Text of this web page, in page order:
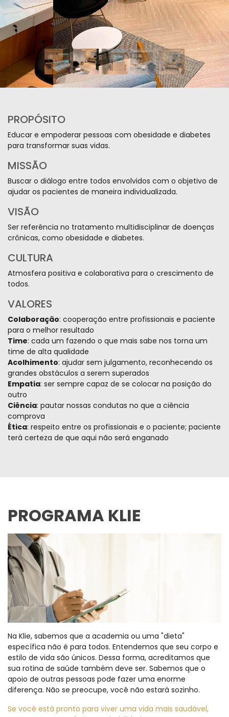
PROPÓSITO
Educar e empoderar pessoas com obesidade e diabetes
para transformar suas vidas.
MISSÃO
Buscar o diálogo entre todos envolvidos com o objetivo de
ajudar os pacientes de maneira individualizada.
VISÃO
Ser referência no tratamento multidisciplinar de doenças
crônicas, como obesidade e diabetes.
CULTURA
Atmosfera positiva e colaborativa para o crescimento de
todos.
VALORES
Colaboração: cooperação entre profissionais e paciente
para o melhor resultado
Time: cada um fazendo o que mais sabe nos torna um
time de alta qualidade
Acolhimento: ajudar sem julgamento, reconhecendo os
grandes obstáculos a serem superados
Empatia: ser sempre capaz de se colocar na posição do
outro
Ciência: pautar nossas condutas no que a ciência
comprova
Ética: respeito entre os profissionais e o paciente; paciente
terá certeza de que aqui não será enganado
PROGRAMA KLIE
Na Klie, sabemos que a academia ou uma "dieta"
específica não é para todos. Entendemos que seu corpo e
estilo de vida são únicos. Dessa forma, acreditamos que
sua rotina de saúde também deve ser. Sabemos que o
apoio de outras pessoas pode fazer uma enorme
diferença. Não se preocupe, você não estará sozinho.
Se você está pronto para viver uma vida mais saudável,